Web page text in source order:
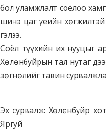
бол уламжлалт соёлоо
шинэ цаг үеийн
гэлээ.
Соёл түүхийн их нууцыг
Хөлөнбуйрын тал нутаг
зөгнөлийг тавин
Эх сурвалж: Хөлөнбуйр
Яргуй